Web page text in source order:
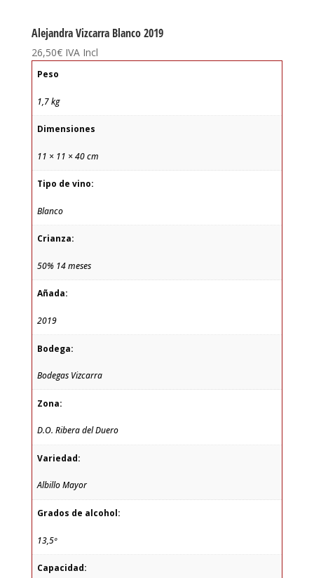
Alejandra Vizcarra Blanco 2019
26,50€ IVA Incl
Peso
1,7 kg
Dimensiones
11 × 11 × 40 cm
Tipo de vino:
Blanco
Crianza:
50% 14 meses
Añada:
2019
Bodega:
Bodegas Vizcarra
Zona:
D.O. Ribera del Duero
Variedad:
Albillo Mayor
Grados de alcohol:
13,5º
Capacidad: